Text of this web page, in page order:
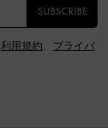
SUBSCRIBE
利用規約、 プライバ